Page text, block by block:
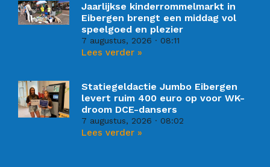
Jaarlijkse kinderrommelmarkt in
Eibergen brengt een middag vol
speelgoed en plezier
7 augustus, 2026 08:11
Lees verder »
Statiegeldactie Jumbo Eibergen
levert ruim 400 euro op voor WK-
droom DCE-dansers
7 augustus, 2026 08:02
Lees verder »